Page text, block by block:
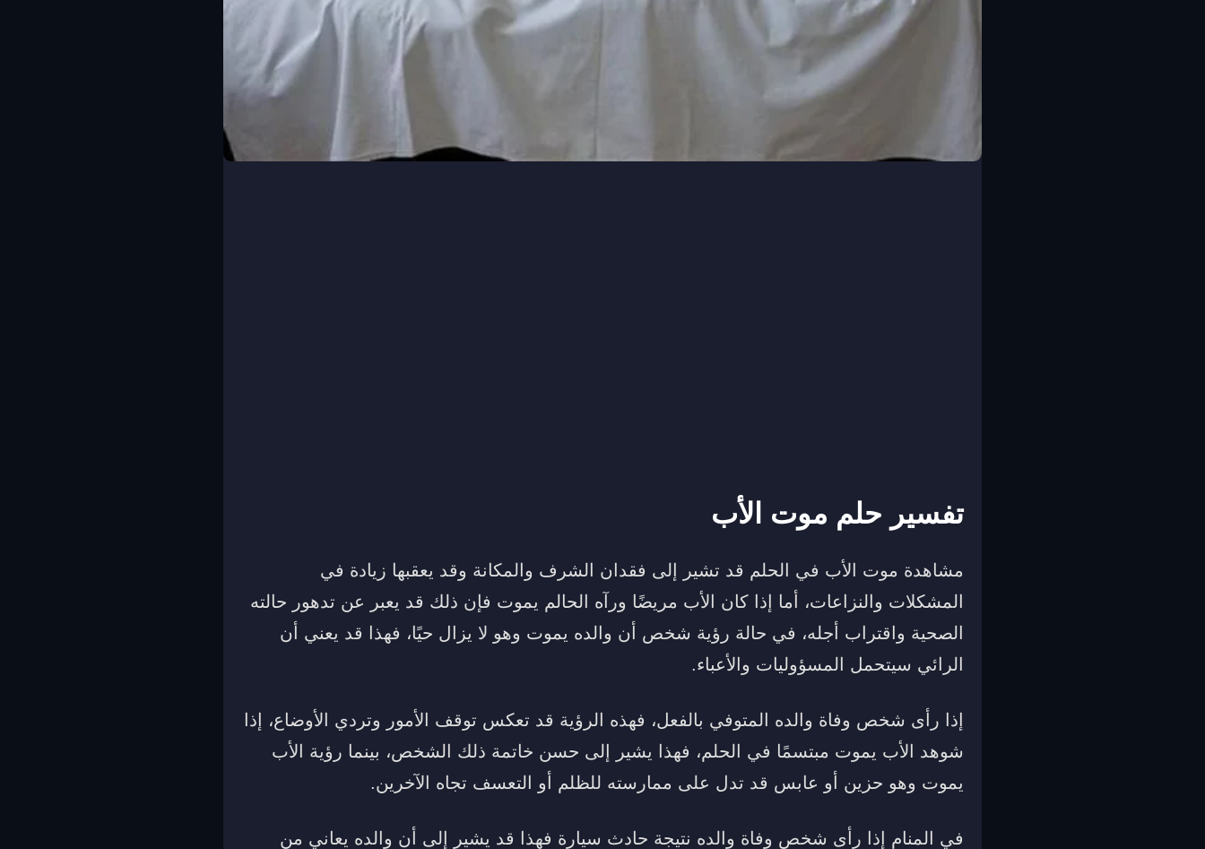
تفسير حلم موت الأب
مشاهدة موت الأب في الحلم قد تشير إلى فقدان الشرف والمكانة وقد يعقبها زيادة في
المشكلات والنزاعات، أما إذا كان الأب مريضًا ورآه الحالم يموت فإن ذلك قد يعبر عن تدهور حالته
الصحية واقتراب أجله، في حالة رؤية شخص أن والده يموت وهو لا يزال حيًا، فهذا قد يعني أن
الرائي سيتحمل المسؤوليات والأعباء.
إذا رأى شخص وفاة والده المتوفي بالفعل، فهذه الرؤية قد تعكس توقف الأمور وتردي الأوضاع، إذا
شوهد الأب يموت مبتسمًا في الحلم، فهذا يشير إلى حسن خاتمة ذلك الشخص، بينما رؤية الأب
يموت وهو حزين أو عابس قد تدل على ممارسته للظلم أو التعسف تجاه الآخرين.
في المنام إذا رأى شخص وفاة والده نتيجة حادث سيارة فهذا قد يشير إلى أن والده يعاني من